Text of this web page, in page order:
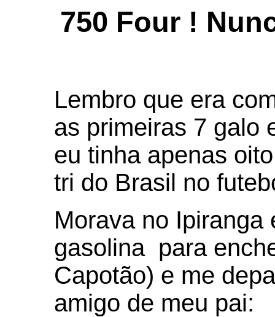
750 Four !
Lembro que era
as primeiras 7 galo
eu tinha apenas
tri do Brasil no
Morava no Ipiranga
gasolina para
Capotão) e me
amigo de meu pai: